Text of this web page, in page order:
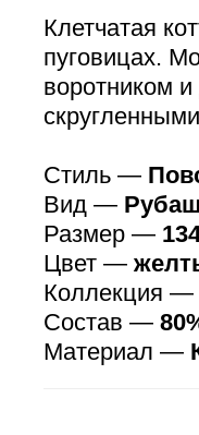
Клетчатая
пуговицах.
воротником
Стиль —
Вид —
Размер —
Цвет —
Коллекция —
Состав —
Материал —